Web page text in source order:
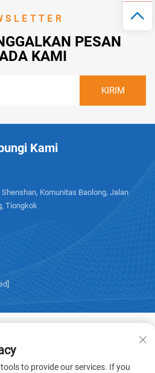
PESAN
KAMI
Kami
Komunitas Baolong, Jalan
Tiongkok
Technology (Shenzhen) Co.,
to provide our services. If you